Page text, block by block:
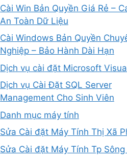
Cài Win Bản Quyền Giá Rẻ –
An Toàn Dữ Liệu
Cài Windows Bản Quyền
Nghiệp – Bảo Hành Dài Hạn
Dịch vụ cài đặt Microsoft
Dịch vụ Cài Đặt SQL Server
Management Cho Sinh Viên
Danh mục máy tính
Sửa Cài đặt Máy Tính Thị Xã
Sửa Cài đặt Máy Tính Tp Sông